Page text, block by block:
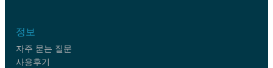
정보
자주 묻는 질문
사용후기